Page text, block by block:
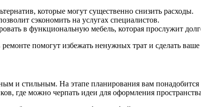
которые могут существенно снизить расходы.
сэкономить на услугах специалистов.
в функциональную мебель, которая прослужит
помогут избежать ненужных трат и сделать
и стильным. На этапе планирования вам
где можно черпать идеи для оформления